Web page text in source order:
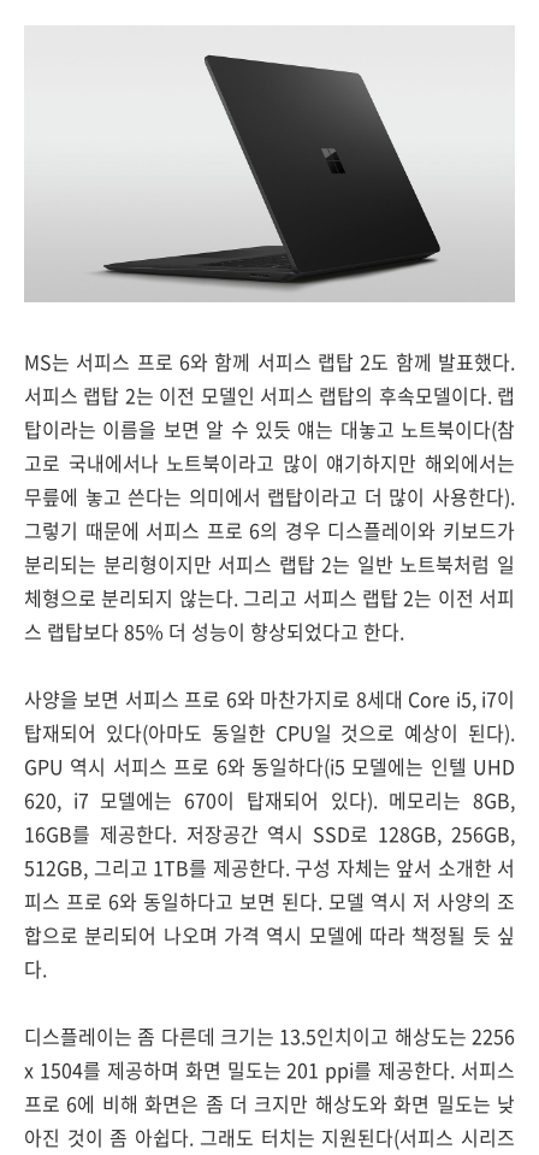
MS는 서피스 프로 6와 함께 서피스 랩탑 2도 함께 발표했다.
서피스 랩탑 2는 이전 모델인 서피스 랩탑의 후속모델이다. 랩
탑이라는 이름을 보면 알 수 있듯 얘는 대놓고 노트북이다(참
고로 국내에서나 노트북이라고 많이 얘기하지만 해외에서는
무릎에 놓고 쓴다는 의미에서 랩탑이라고 더 많이 사용한다).
그렇기 때문에 서피스 프로 6의 경우 디스플레이와 키보드가
분리되는 분리형이지만 서피스 랩탑 2는 일반 노트북처럼 일
체형으로 분리되지 않는다. 그리고 서피스 랩탑 2는 이전 서피
스 랩탑보다 85% 더 성능이 향상되었다고 한다.
사양을 보면 서피스 프로 6와 마찬가지로 8세대 Core i5, i7이
탑재되어 있다(아마도 동일한 CPU일 것으로 예상이 된다).
GPU 역시 서피스 프로 6와 동일하다(i5 모델에는 인텔 UHD
620, i7 모델에는 670이 탑재되어 있다). 메모리는 8GB,
16GB를 제공한다. 저장공간 역시 SSD로 128GB, 256GB,
512GB, 그리고 1TB를 제공한다. 구성 자체는 앞서 소개한 서
피스 프로 6와 동일하다고 보면 된다. 모델 역시 저 사양의 조
합으로 분리되어 나오며 가격 역시 모델에 따라 책정될 듯 싶
다.
디스플레이는 좀 다른데 크기는 13.5인치이고 해상도는 2256
x 1504를 제공하며 화면 밀도는 201 ppi를 제공한다. 서피스
프로 6에 비해 화면은 좀 더 크지만 해상도와 화면 밀도는 낮
아진 것이 좀 아쉽다. 그래도 터치는 지원된다(서피스 시리즈